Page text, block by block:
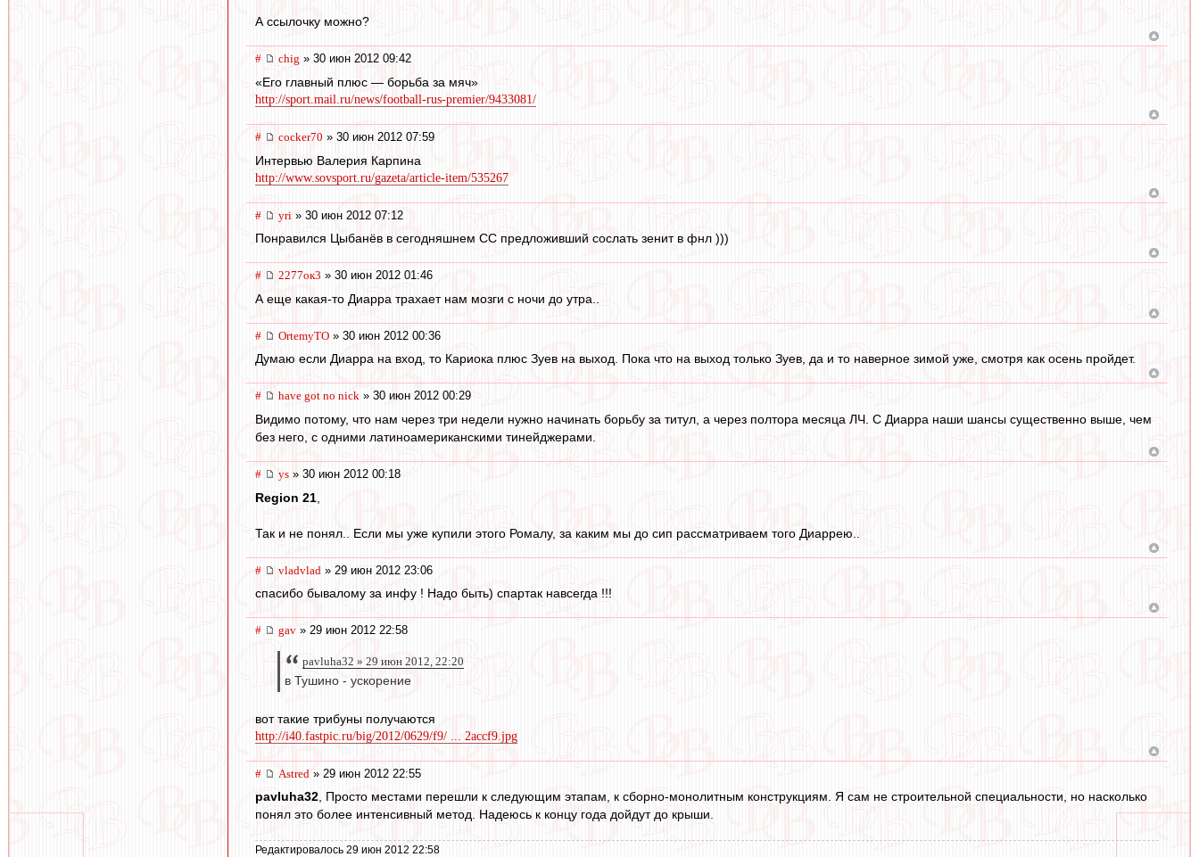
А ссылочку можно?
# chig » 30 июн 2012 09:42
«Его главный плюс — борьба за мяч»
http://sport.mail.ru/news/football-rus-premier/9433081/
# cocker70 » 30 июн 2012 07:59
Интервью Валерия Карпина
http://www.sovsport.ru/gazeta/article-item/535267
# yri » 30 июн 2012 07:12
Понравился Цыбанёв в сегодняшнем СС предложивший сослать зенит в фнл )))
# 2277ок3 » 30 июн 2012 01:46
А еще какая-то Диарра трахает нам мозги с ночи до утра..
# OrtemyTO » 30 июн 2012 00:36
Думаю если Диарра на вход, то Кариока плюс Зуев на выход. Пока что на выход только Зуев, да и то наверное зимой уже, смотря как осень пройдет.
# have got no nick » 30 июн 2012 00:29
Видимо потому, что нам через три недели нужно начинать борьбу за титул, а через полтора месяца ЛЧ. С Диарра наши шансы существенно выше, чем
без него, с одними латиноамериканскими тинейджерами.
# ys » 30 июн 2012 00:18
Region 21
Так и не понял.. Если мы уже купили этого Ромалу, за каким мы до сип рассматриваем того Диаррею..
# vladvlad » 29 июн 2012 23:06
спасибо бывалому за инфу ! Надо быть) спартак навсегда !!!
# gav » 29 июн 2012 22:58
pavluha32 » 29 июн 2012, 22:20
в Тушино - ускорение
вот такие трибуны получаются
http://i40.fastpic.ru/big/2012/0629/f9/ ... 2accf9.jpg
# Astred » 29 июн 2012 22:55
pavluha32, Просто местами перешли к следующим этапам, к сборно-монолитным конструкциям. Я сам не строительной специальности, но насколько
понял это более интенсивный метод. Надеюсь к концу года дойдут до крыши.
Редактировалось 29 июн 2012 22:58